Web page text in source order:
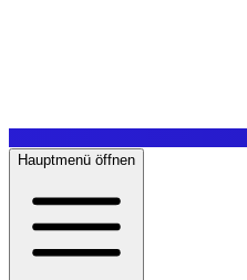
Hauptmenü öffnen